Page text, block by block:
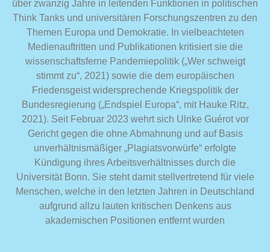
über zwanzig Jahre in leitenden Funktionen in politischen
Think Tanks und universitären Forschungszentren zu den
Themen Europa und Demokratie. In vielbeachteten
Medienauftritten und Publikationen kritisiert sie die
wissenschaftsferne Pandemiepolitik („Wer schweigt
stimmt zu“, 2021) sowie die dem europäischen
Friedensgeist widersprechende Kriegspolitik der
Bundesregierung („Endspiel Europa“, mit Hauke Ritz,
2021). Seit Februar 2023 wehrt sich Ulrike Guérot vor
Gericht gegen die ohne Abmahnung und auf Basis
unverhältnismäßiger „Plagiatsvorwürfe“ erfolgte
Kündigung ihres Arbeitsverhältnisses durch die
Universität Bonn. Sie steht damit stellvertretend für viele
Menschen, welche in den letzten Jahren in Deutschland
aufgrund allzu lauten kritischen Denkens aus
akademischen Positionen entfernt wurden